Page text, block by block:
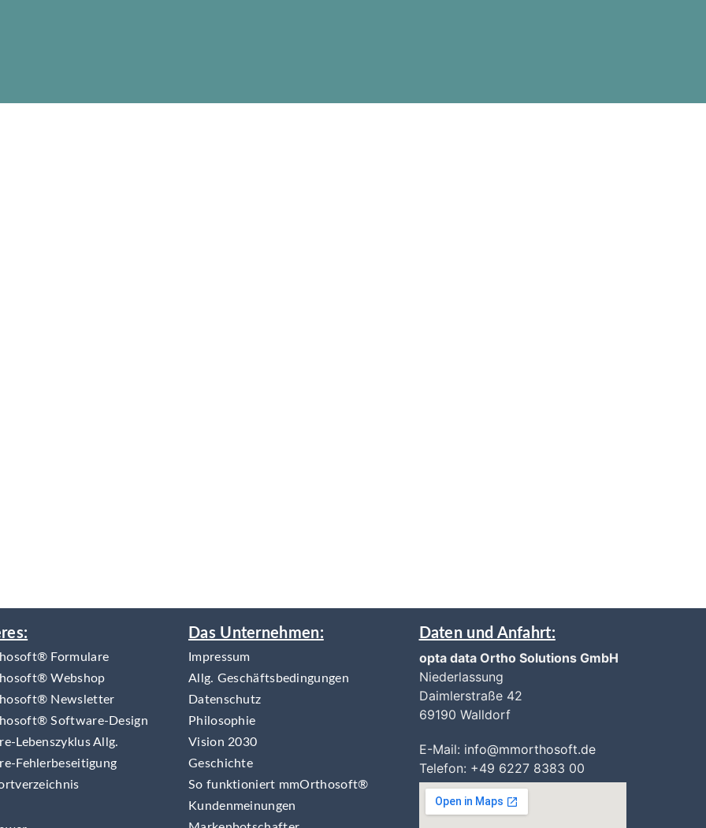
Formulare
Webshop
Newsletter
Software-Design
Lebenszyklus Allg.
Fehlerbeseitigung
Das Unternehmen:
Impressum
Allg. Geschäftsbedingungen
Datenschutz
Philosophie
Vision 2030
Geschichte
So funktioniert mmOrthosoft®
Kundenmeinungen
Daten und Anfahrt:
opta data Ortho Solutions GmbH
Niederlassung
Daimlerstraße 42
69190 Walldorf
E-Mail: info@mmorthosoft.de
Telefon: +49 6227 8383 00